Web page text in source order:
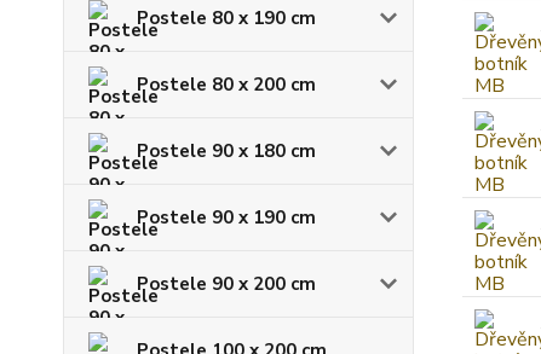
Postele 80 x 190 cm
Postele 80 x 200 cm
Postele 90 x 180 cm
Postele 90 x 190 cm
Postele 90 x 200 cm